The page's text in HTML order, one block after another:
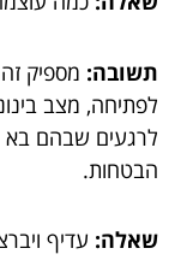
תשובה: מספיק
לפתיחה, מצב
לרגעים שבהם בא
הבטחות.
שאלה: עדיף